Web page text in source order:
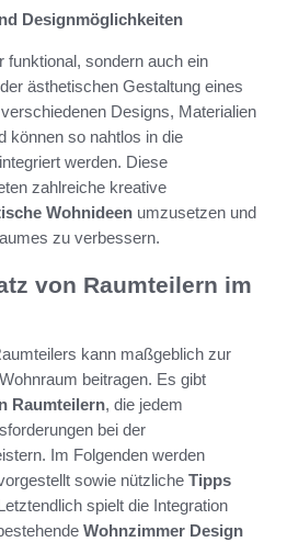
Designmöglichkeiten
funktional, sondern auch ein
ästhetischen Gestaltung eines
Designs, Materialien
können so nahtlos in die
werden. Diese
zahlreiche kreative
Wohnideen umzusetzen und
zu verbessern.
von Raumteilern im
kann maßgeblich zur
beitragen. Es gibt
Raumteilern, die jedem
bei der
Im Folgenden werden
sowie nützliche Tipps
spielt die Integration
Wohnzimmer Design